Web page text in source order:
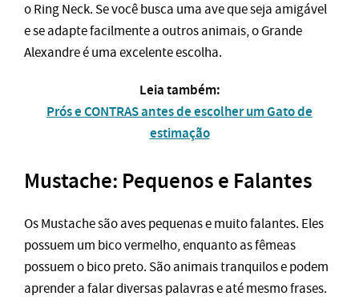
o Ring Neck. Se você busca uma ave que seja amigável
e se adapte facilmente a outros animais, o Grande
Alexandre é uma excelente escolha.
Leia também:
Prós e CONTRAS antes de escolher um Gato de
estimação
Mustache: Pequenos e Falantes
Os Mustache são aves pequenas e muito falantes. Eles
possuem um bico vermelho, enquanto as fêmeas
possuem o bico preto. São animais tranquilos e podem
aprender a falar diversas palavras e até mesmo frases.